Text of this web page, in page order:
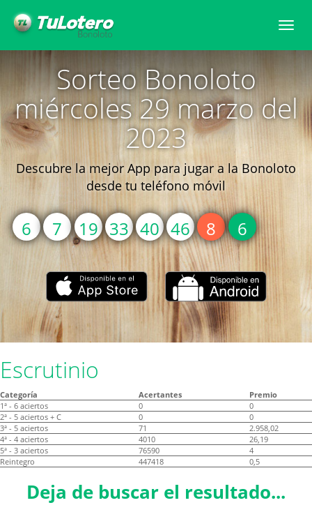
Sorteo Bonoloto
miércoles 29 marzo del
2023
Descubre la mejor App para jugar a la Bonoloto
desde tu teléfono móvil
6 7 19 33 40 46 8 6
Escrutinio
Categoría Acertantes
Premio
1ª - 6 aciertos
0
0
2ª - 5 aciertos + C
0
0
3ª - 5 aciertos
71
2.958,02
4ª - 4 aciertos
4010
26,19
5ª - 3 aciertos
76590
4
Reintegro
447418 0,5
Deja de buscar el resultado...